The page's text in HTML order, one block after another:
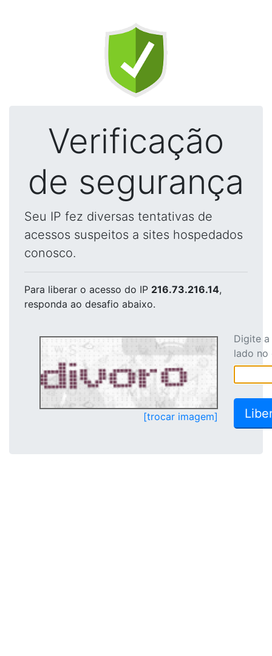
Verificação
de segurança
Seu IP fez diversas tentativas de
acessos suspeitos a sites hospedados
conosco.
Para liberar o acesso do IP 216.73.216.14,
responda ao desafio abaixo.
[trocar imagem]
Digite
lado no